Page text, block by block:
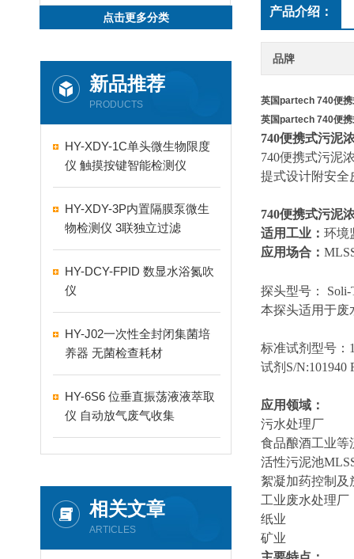
点击更多分类
新品推荐
PRODUCTS
HY-XDY-1C单头微生物限度
仪 触摸按键智能检测仪
HY-XDY-3P内置隔膜泵微生
物检测仪 3联独立过滤
HY-DCY-FPID 数显水浴氮吹
仪
HY-J02一次性全封闭集菌培
养器 无菌检查耗材
HY-6S6 位垂直振荡液液萃取
仪 自动放气废气收集
相关文章
ARTICLES
产品介绍：
品牌
英国partech 740便携
英国partech 740便携
740便携式污泥
740便携式污泥
提式设计附安全
740便携式污泥
适用工业： 环境
应用场合：
探头型号：
Soli-
本探头适用于废
标准试剂型号：
试剂S/N:101940
应用领域：
污水处理厂
食品酿酒工业等
活性污泥池
絮凝加药控制
工业废水处理厂
纸业
矿业